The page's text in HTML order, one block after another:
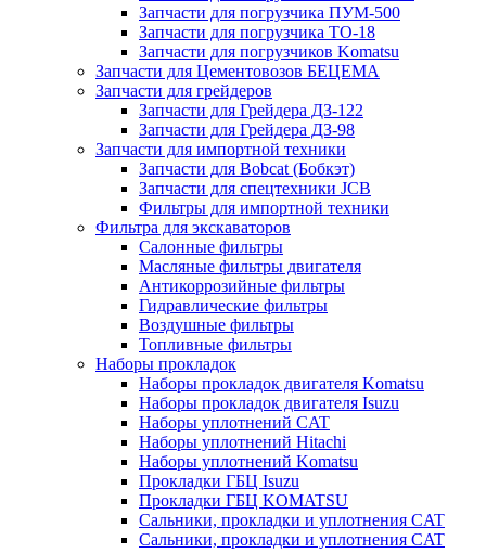
Запчасти для погрузчика ПУМ-500
Запчасти для погрузчика ТО-18
Запчасти для погрузчиков Komatsu
Запчасти для Цементовозов БЕЦЕМА
Запчасти для грейдеров
Запчасти для Грейдера ДЗ-122
Запчасти для Грейдера ДЗ-98
Запчасти для импортной техники
Запчасти для Bobcat (Бобкэт)
Запчасти для спецтехники JCB
Фильтры для импортной техники
Фильтра для экскаваторов
Салонные фильтры
Масляные фильтры двигателя
Антикоррозийные фильтры
Гидравлические фильтры
Воздушные фильтры
Топливные фильтры
Наборы прокладок
Наборы прокладок двигателя Komatsu
Наборы прокладок двигателя Isuzu
Наборы уплотнений CAT
Наборы уплотнений Hitachi
Наборы уплотнений Komatsu
Прокладки ГБЦ Isuzu
Прокладки ГБЦ KOMATSU
Сальники, прокладки и уплотнения CAT
Сальники, прокладки и уплотнения CAT